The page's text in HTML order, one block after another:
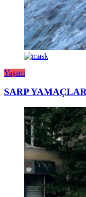
Yaşam
SARP